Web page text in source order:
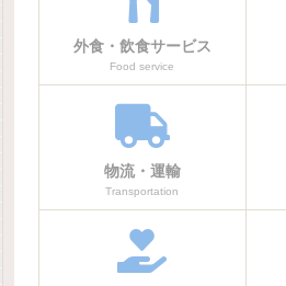
外食・飲食サービス
Food service
物流・運輸
Transportation